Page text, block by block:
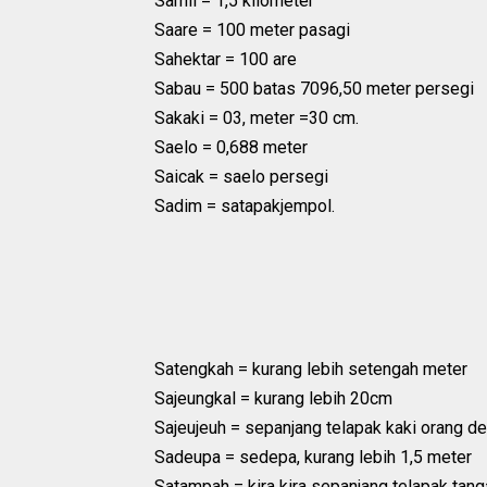
Saare = 100 meter pasagi
Sahektar = 100 are
Sabau = 500 batas 7096,50 meter persegi
Sakaki = 03, meter =30 cm.
Saelo = 0,688 meter
Saicak = saelo persegi
Sadim = satapakjempol.
Satengkah = kurang lebih setengah meter
Sajeungkal = kurang lebih 20cm
Sajeujeuh = sepanjang telapak kaki orang
Sadeupa = sedepa, kurang lebih 1,5 meter